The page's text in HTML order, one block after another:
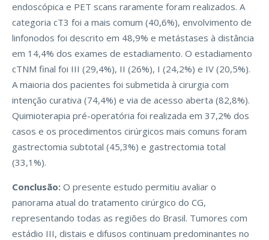
endoscópica e PET scans raramente foram realizados. A
categoria cT3 foi a mais comum (40,6%), envolvimento de
linfonodos foi descrito em 48,9% e metástases à distância
em 14,4% dos exames de estadiamento. O estadiamento
cTNM final foi III (29,4%), II (26%), I (24,2%) e IV (20,5%).
A maioria dos pacientes foi submetida à cirurgia com
intenção curativa (74,4%) e via de acesso aberta (82,8%).
Quimioterapia pré-operatória foi realizada em 37,2% dos
casos e os procedimentos cirúrgicos mais comuns foram
gastrectomia subtotal (45,3%) e gastrectomia total
(33,1%).
Conclusão: O presente estudo permitiu avaliar o
panorama atual do tratamento cirúrgico do CG,
representando todas as regiões do Brasil. Tumores com
estádio III, distais e difusos continuam predominantes no